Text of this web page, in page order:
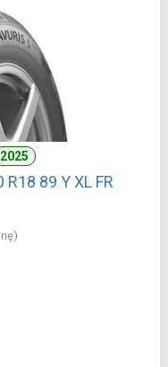
2025
R18 89 Y XL FR